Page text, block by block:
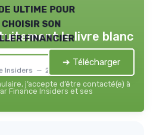
ultime pour
choisir son
financier
Insiders — 2026
le livre blanc
➔ Télécharger
j’accepte d’être contacté(e) à
Finance Insiders et ses